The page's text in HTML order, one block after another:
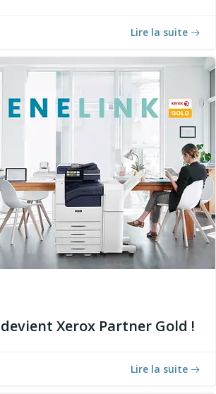
Lire la suite
Xerox Partner Gold !
Lire la suite